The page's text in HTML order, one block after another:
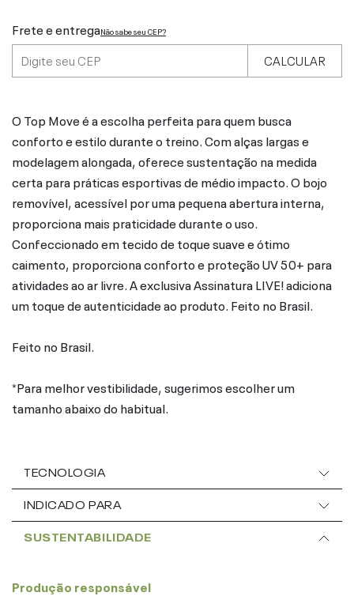
Frete e entregaNão sabe seu CEP?
CALCULAR
O Top Move é a escolha perfeita para quem busca
conforto e estilo durante o treino. Com alças largas e
modelagem alongada, oferece sustentação na medida
certa para práticas esportivas de médio impacto. O bojo
removível, acessível por uma pequena abertura interna,
proporciona mais praticidade durante o uso.
Confeccionado em tecido de toque suave e ótimo
caimento, proporciona conforto e proteção UV 50+ para
atividades ao ar livre. A exclusiva Assinatura LIVE! adiciona
um toque de autenticidade ao produto. Feito no Brasil.
Feito no Brasil.
*Para melhor vestibilidade, sugerimos escolher um
tamanho abaixo do habitual.
TECNOLOGIA
INDICADO PARA
SUSTENTABILIDADE
Produção responsável